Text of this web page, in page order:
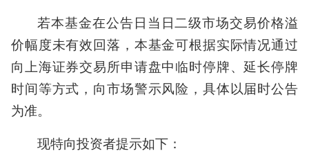
若本基金在公告日当日二级市场交易价格溢
价幅度未有效回落，本基金可根据实际情况通过
向上海证券交易所申请盘中临时停牌、延长停牌
时间等方式，向市场警示风险，具体以届时公告
为准。
现特向投资者提示如下：